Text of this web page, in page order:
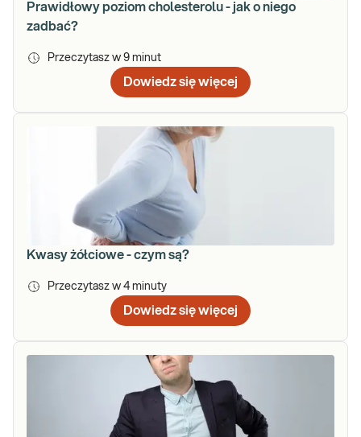
Prawidłowy poziom cholesterolu - jak o niego
zadbać?
Przeczytasz w 9 minut
Dowiedz się więcej
Kwasy żółciowe - czym są?
Przeczytasz w 4 minuty
Dowiedz się więcej